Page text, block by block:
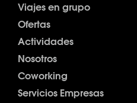
Viajes en grupo
Ofertas
Actividades
Nosotros
Coworking
Servicios Empresas